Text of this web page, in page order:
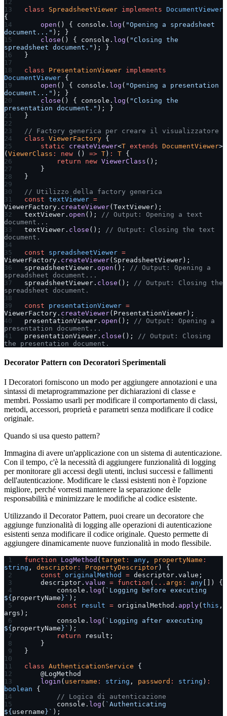
class SpreadsheetViewer implements DocumentViewer
{
    open
() { console. log ( "Opening a spreadsheet
document..." ); }
    close
() { console. log ( "Closing the
spreadsheet document." ); }
}
class PresentationViewer implements
DocumentViewer {
    open
() { console. log ( "Opening a presentation
document..." ); }
    close
() { console. log ( "Closing the
presentation document." ); }
}
// Factory generica per creare il visualizzatore
class ViewerFactory {
    static
createViewer<T extends DocumentViewer>
(ViewerClass : new () => T) : T {
        return
new ViewerClass ();
    }
}
// Utilizzo della factory generica
const textViewer =
ViewerFactory. createViewer(TextViewer);
textViewer. open ();
// Output: Opening a text
document...
textViewer. close ();
// Output: Closing the text
document.
const spreadsheetViewer =
ViewerFactory. createViewer(SpreadsheetViewer);
spreadsheetViewer. open ();
// Output: Opening a
spreadsheet document...
spreadsheetViewer. close ();
// Output: Closing the
spreadsheet document.
const presentationViewer =
ViewerFactory. createViewer(PresentationViewer);
presentationViewer. open ();
// Output: Opening a
presentation document...
presentationViewer. close ();
// Output: Closing
the presentation document.
Decorator Pattern con Decoratori Sperimentali
I Decoratori forniscono un modo per aggiungere annotazioni e una
sintassi di metaprogrammazione per dichiarazioni di classe e
membri. Possiamo usarli per modificare il comportamento di classi,
metodi, accessori, proprietà e parametri senza modificare il codice
originale.
Quando si usa questo pattern?
Immagina di avere un'applicazione con un sistema di autenticazione.
Con il tempo, c'è la necessità di aggiungere funzionalità di logging
per monitorare gli accessi degli utenti, inclusi successi e fallimenti
dell'autenticazione. Modificare le classi esistenti non è l'opzione
migliore, perché vorresti mantenere la separazione delle
responsabilità e minimizzare le modifiche al codice esistente.
Utilizzando il Decorator Pattern, puoi creare un decoratore che
aggiunge funzionalità di logging alle operazioni di autenticazione
esistenti senza modificare il codice originale. Questo permette di
aggiungere dinamicamente nuove funzionalità in modo flessibile.
function LogMethod ( target : any , propertyName :
string , descriptor : PropertyDescriptor ) {
    const
originalMethod = descriptor.value;
    descriptor.
value = function ( ... args : any []) {
        console.
log ( `Logging before executing
${ propertyName }` );
        const
result = originalMethod. apply( this ,
args);
        console.
log ( `Logging after executing
${ propertyName }` );
        return
result;
    }
}
class AuthenticationService {
    @LogMethod
    login
( username : string , password : string ) :
boolean {
        // Logica di autenticazione
        console.
log ( `Authenticating
${ username }` );